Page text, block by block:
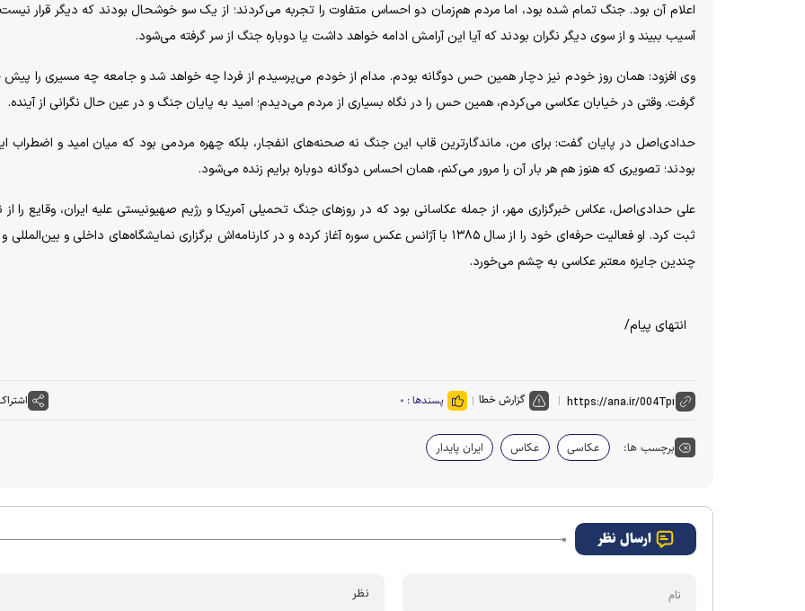
اعلام آن بود. جنگ تمام شده بود، اما مردم هم‌زمان دو احساس متفاوت را تجربه می‌کردند؛ از یک سو خوشحال بودند که دیگر قرار
آسیب ببیند و از سوی دیگر نگران بودند که آیا این آرامش ادامه خواهد داشت یا دوباره جنگ از سر گرفته می‌شود.
وی افزود: همان روز خودم نیز دچار همین حس دوگانه بودم. مدام از خودم می‌پرسیدم از فردا چه خواهد شد و جامعه چه مسیری را پیش
گرفت. وقتی در خیابان عکاسی می‌کردم، همین حس را در نگاه بسیاری از مردم می‌دیدم؛ امید به پایان جنگ و در عین حال نگرانی از آینده.
حدادی‌اصل در پایان گفت: برای من، ماندگارترین قاب این جنگ نه صحنه‌های انفجار، بلکه چهره مردمی بود که میان امید و اضطراب
بودند؛ تصویری که هنوز هم هر بار آن را مرور می‌کنم، همان احساس دوگانه دوباره برایم زنده می‌شود.
علی حدادی‌اصل، عکاس خبرگزاری مهر، از جمله عکاسانی بود که در روزهای جنگ تحمیلی آمریکا و رژیم صهیونیستی علیه ایران، وقایع را از
ثبت کرد. او فعالیت حرفه‌ای خود را از سال ۱۳۸۵ با آژانس عکس سوره آغاز کرده و در کارنامه‌اش برگزاری نمایشگاه‌های داخلی و
چندین جایزه معتبر عکاسی به چشم می‌خورد.
انتهای پیام/
گزارش خطا پسندها : ۰
برچسب ها: عکاسی عکاس ایران پایدار
ارسال نظر